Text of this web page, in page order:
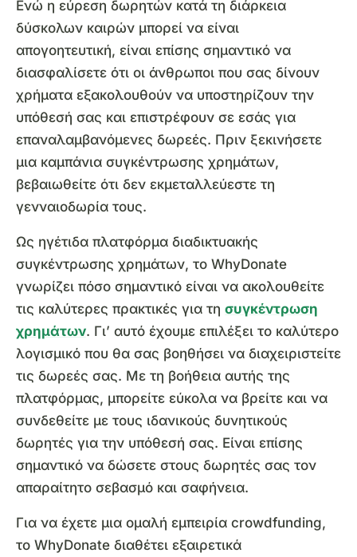
Ενώ η εύρεση δωρητών κατά τη διάρκεια
δύσκολων καιρών μπορεί να είναι
απογοητευτική, είναι επίσης σημαντικό να
διασφαλίσετε ότι οι άνθρωποι που σας δίνουν
χρήματα εξακολουθούν να υποστηρίζουν την
υπόθεσή σας και επιστρέφουν σε εσάς για
επαναλαμβανόμενες δωρεές. Πριν ξεκινήσετε
μια καμπάνια συγκέντρωσης χρημάτων,
βεβαιωθείτε ότι δεν εκμεταλλεύεστε τη
γενναιοδωρία τους.
Ως ηγέτιδα πλατφόρμα διαδικτυακής
συγκέντρωσης χρημάτων, το WhyDonate
γνωρίζει πόσο σημαντικό είναι να ακολουθείτε
τις καλύτερες πρακτικές για τη συγκέντρωση
χρημάτων. Γι’ αυτό έχουμε επιλέξει το καλύτερο
λογισμικό που θα σας βοηθήσει να διαχειριστείτε
τις δωρεές σας. Με τη βοήθεια αυτής της
πλατφόρμας, μπορείτε εύκολα να βρείτε και να
συνδεθείτε με τους ιδανικούς δυνητικούς
δωρητές για την υπόθεσή σας. Είναι επίσης
σημαντικό να δώσετε στους δωρητές σας τον
απαραίτητο σεβασμό και σαφήνεια.
Για να έχετε μια ομαλή εμπειρία crowdfunding,
το WhyDonate διαθέτει εξαιρετικά